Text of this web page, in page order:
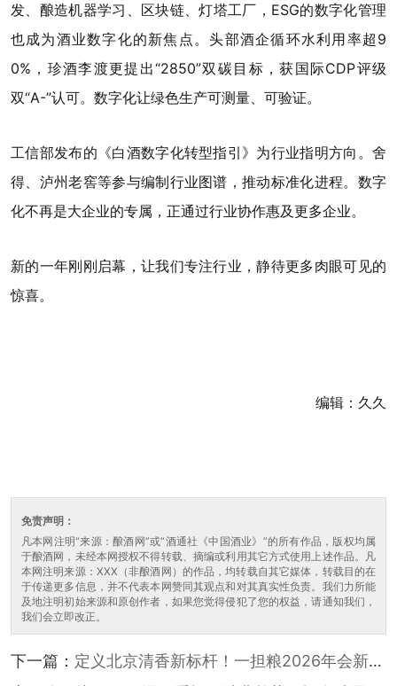
发、酿造机器学习、区块链、灯塔工厂，ESG的数字化管理
也成为酒业数字化的新焦点。头部酒企循环水利用率超9
0%，珍酒李渡更提出“2850”双碳目标，获国际CDP评级
双“A-”认可。数字化让绿色生产可测量、可验证。
工信部发布的《白酒数字化转型指引》为行业指明方向。舍
得、泸州老窖等参与编制行业图谱，推动标准化进程。数字
化不再是大企业的专属，正通过行业协作惠及更多企业。
新的一年刚刚启幕，让我们专注行业，静待更多肉眼可见的
惊喜。
编辑：久久
免责声明：
凡本网注明“来源：酿酒网”或“酒通社《中国酒业》”的所有作品，版权均属
于酿酒网，未经本网授权不得转载、摘编或利用其它方式使用上述作品。凡
本网注明来源：XXX（非酿酒网）的作品，均转载自其它媒体，转载目的在
于传递更多信息，并不代表本网赞同其观点和对其真实性负责。我们力所能
及地注明初始来源和原创作者，如果您觉得侵犯了您的权益，请通知我们，
我们会立即改正。
下一篇： 定义北京清香新标杆！一担粮2026年会新品
发布重构品类格局